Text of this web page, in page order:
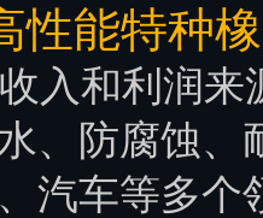
性能特种
入和利润来
、防腐蚀、
汽车等多个